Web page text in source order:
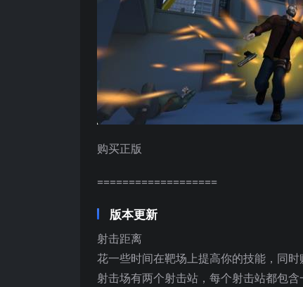
购买正版
===================
版本更新
射击距离
花一些时间在靶场上提高你的技能，同时
射击场有两个射击站，每个射击站都包含